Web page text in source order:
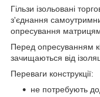
Гільзи ізольовані
з'єднання
опресування
Перед опресуванням
зачищаються від
Переваги конструкції:
не потребують